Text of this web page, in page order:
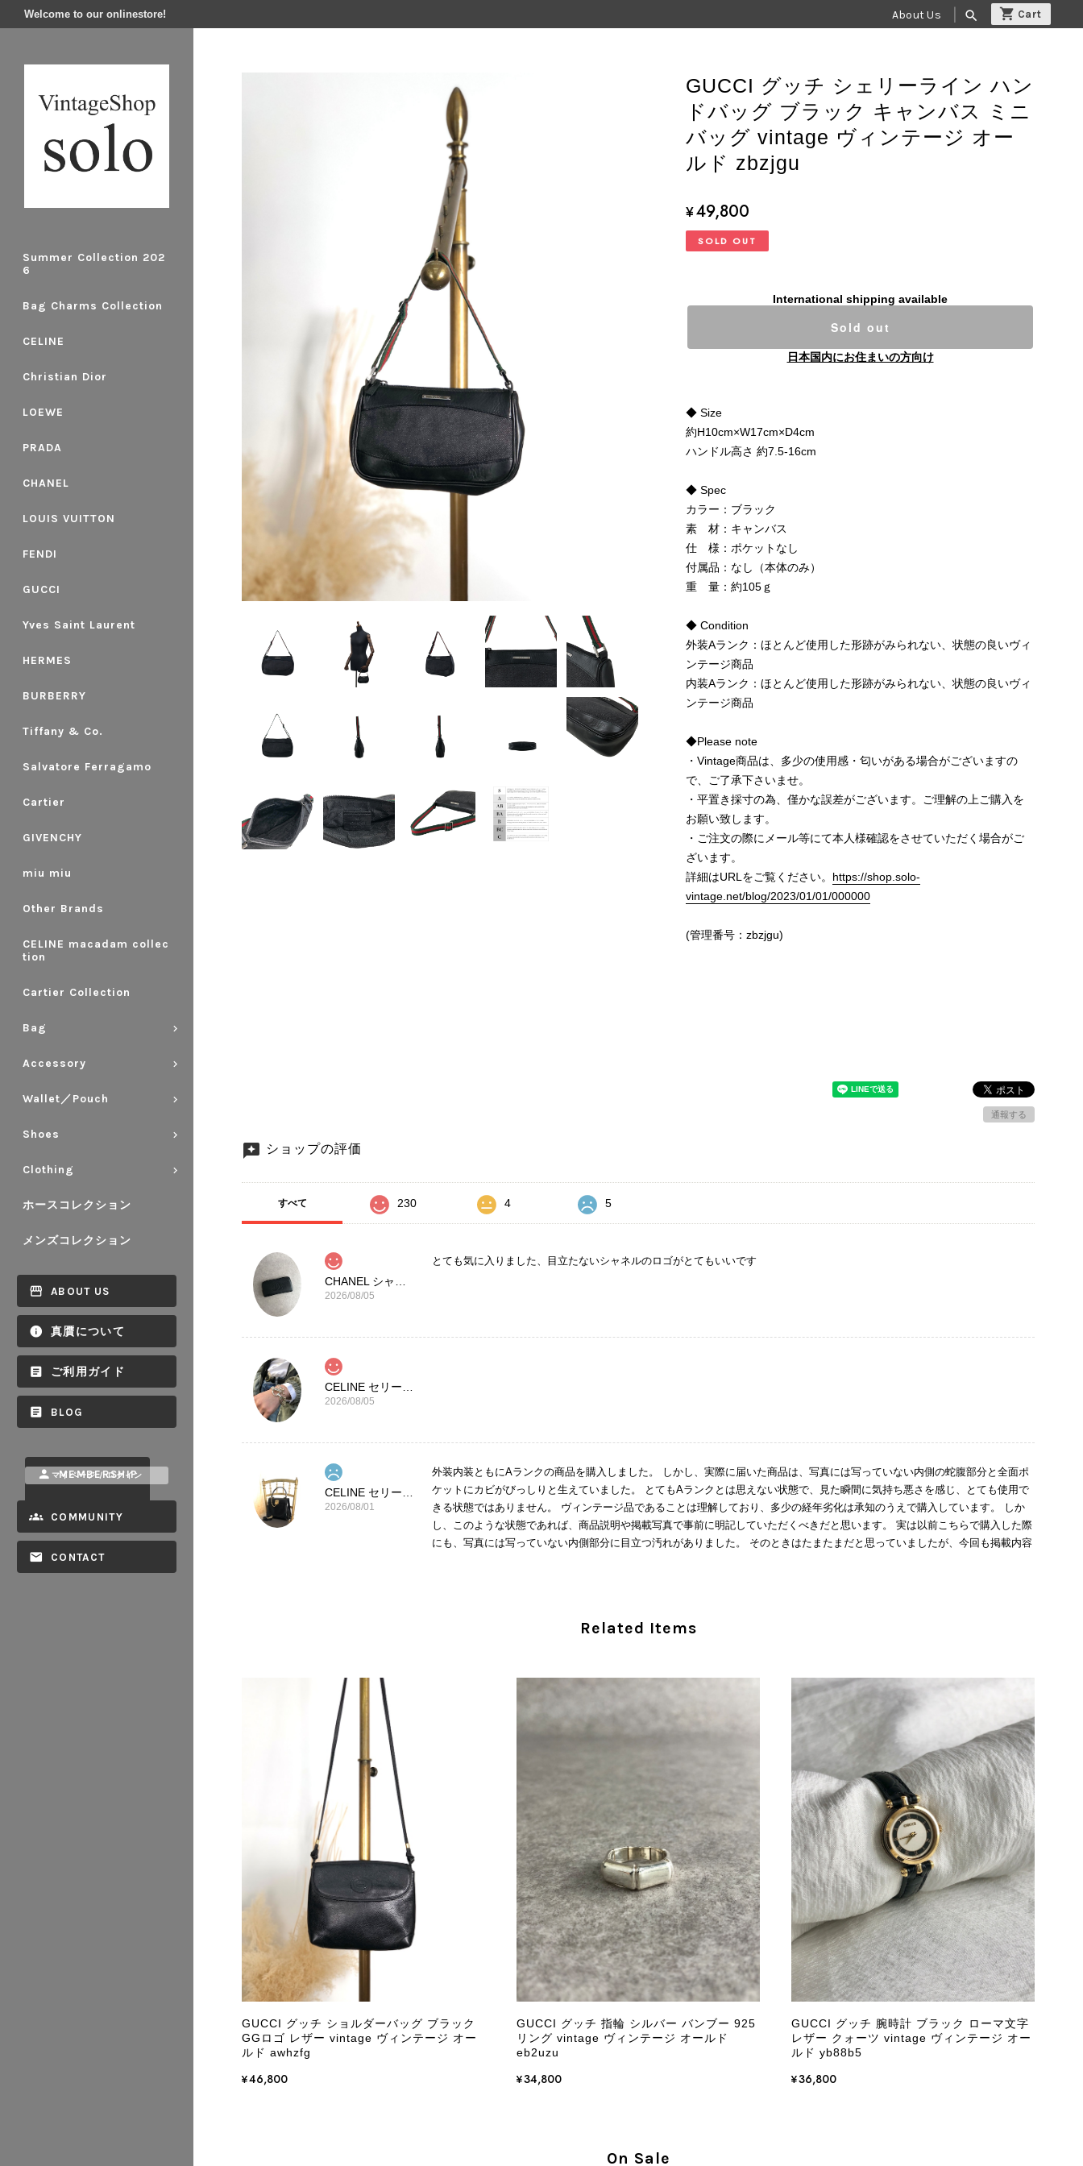
Welcome to our onlinestore! About Us search
Summer Collection 202
6
Bag Charms Collection
CELINE
Christian Dior
LOEWE
PRADA
CHANEL
LOUIS VUITTON
FENDI
GUCCI
Yves Saint Laurent
HERMES
BURBERRY
Tiffany & Co.
Salvatore Ferragamo
Cartier
GIVENCHY
miu miu
Other Brands
CELINE macadam collec
tion
Cartier Collection
Bag
Accessory
Wallet／Pouch
Shoes
Clothing
ホースコレクション
メンズコレクション
ABOUT US
真贋について
ご利用ガイド
BLOG
MEMBERSHIP
マイページ / ログイン
COMMUNITY
CONTACT
GUCCI グッチ シェリーライン ハン
ドバッグ ブラック キャンバス ミニ
バッグ vintage ヴィンテージ オー
ルド zbzjgu
¥49,800
SOLD OUT
International shipping available
Sold out
日本国内にお住まいの方向け
◆ Size
約H10cm×W17cm×D4cm
ハンドル高さ 約7.5-16cm
◆ Spec
カラー：ブラック
素 材：キャンバス
仕 様：ポケットなし
付属品：なし（本体のみ）
重 量：約105ｇ
◆ Condition
外装Aランク：ほとんど使用した形跡がみられない、状態の良いヴィ
ンテージ商品
内装Aランク：ほとんど使用した形跡がみられない、状態の良いヴィ
ンテージ商品
◆Please note
・Vintage商品は、多少の使用感・匂いがある場合がございますの
で、ご了承下さいませ。
・平置き採寸の為、僅かな誤差がございます。ご理解の上ご購入を
お願い致します。
・ご注文の際にメール等にて本人様確認をさせていただく場合がご
ざいます。
詳細はURLをご覧ください。 https://shop.solo-
vintage.net/blog/2023/01/01/000000
(管理番号：zbzjgu)
通報する
ショップの評価
すべて 230 4 5
2026/08/05
とても気に入りました、目立たないシャネルのロゴがとてもいいです
2026/08/05
2026/08/01
外装内装ともにAランクの商品を購入しました。 しかし、実際に届いた商品は、写真には写っていない内側の蛇腹部分と全面ポ
ケットにカビがびっしりと生えていました。 とてもAランクとは思えない状態で、見た瞬間に気持ち悪さを感じ、とても使用で
きる状態ではありません。 ヴィンテージ品であることは理解しており、多少の経年劣化は承知のうえで購入しています。 しか
し、このような状態であれば、商品説明や掲載写真で事前に明記していただくべきだと思います。 実は以前こちらで購入した際
にも、写真には写っていない内側部分に目立つ汚れがありました。 そのときはたまたまだと思っていましたが、今回も掲載内容
回の商品につきましては、当店よりご連絡のうえ、返品・返金を含め、責任をもって対応してまいります。
バッグは、外装と内装をそれぞれ確認し、個別にランクを表示しております。これは、外観の印象だけで商品
の状態全体を判断しないためです。また、確認できた汚れやダメージは、写真や商品説明に反映しておりま
す。 ご不快な思いをされた中で、率直なご意見をお寄せいただきましたことに感謝申し上げます。今回のご
指摘を重く受け止め、まずは商品の状態を丁寧に確認させていただきます。 掲載内容では分からない状態が
確認された場合には、当店の検品時の見落としとして真摯に受け止め、検品方法と状態の伝え方を改めて見直
し、全スタッフで共有してまいります。 オンラインでも安心して商品をお選びいただけるよう、より正確な
状態確認とご案内に努めてまいります。
Salvatore Ferragamo サルヴァトーレ フェラガモ ショルダーバッグ ブラウン ガンチーニ スエード ワンショルダーバッグ vintage ヴィンテージ オールド dgh7fy
2026/07/30
商品が直ぐに届きました。思った以上に素敵なお品でした。またご縁が有りましたら宜しくお願い致します。
この度はご購入いただき、そして素敵なレビューをありがとうございます。 商品を無事にお受け取りいただ
き、また迅速にお届けできたとのこと、大変安心いたしました！ さらに、「思った以上に素敵なお品でし
た」とのお言葉をいただき、スタッフ一同とても嬉しく、何よりの励みになります。 ぜひこちらの商品を末
永くご愛用いただけましたら幸いです。 また気になる商品やご不明な点などございましたら、いつでもお気
軽にご相談ください。 またご縁がございましたら、ぜひよろしくお願いいたします。 VintageShop solo
Related Items
GUCCI グッチ ショルダーバッグ ブラック
GGロゴ レザー vintage ヴィンテージ オー
ルド awhzfg
¥46,800
GUCCI グッチ 指輪 シルバー バンブー 925
リング vintage ヴィンテージ オールド
eb2uzu
¥34,800
GUCCI グッチ 腕時計 ブラック ローマ文字
レザー クォーツ vintage ヴィンテージ オー
ルド yb88b5
¥36,800
On Sale